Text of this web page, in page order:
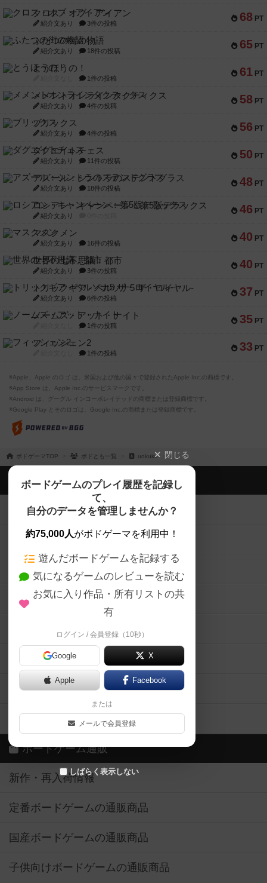
68 PT
クロス・オブ・アイアン
紹介文あり 3件の投稿
65 PT
ふたつの街の物語
紹介文あり 18件の投稿
61 PT
とうほうの！
1件の投稿
58 PT
メメントオンラインタクティクス
紹介文あり 4件の投稿
56 PT
ブリックス
紹介文あり 4件の投稿
50 PT
ダグエイトチェス
紹介文あり 11件の投稿
48 PT
アズール：シントラのステンドグラス
紹介文あり 18件の投稿
46 PT
ロシアン・キャンペーン：第5版デラックス
紹介文あり
40 PT
マスクメン
紹介文あり 16件の投稿
40 PT
世界の七不思議：都市
紹介文あり 3件の投稿
37 PT
トリックギア - ペルソナ5 ザ・ロイヤル-
紹介文あり 6件の投稿
35 PT
ノームズ・アット・ナイト
1件の投稿
33 PT
フィッシェン2
1件の投稿
※Apple、Apple のロゴ は、米国および他の国々で登録されたApple Inc.の商標です。
※App Store は、Apple Inc.のサービスマークです。
※Android は、グーグル インコーポレイテッドの商標または登録商標です。
※Google Play とそのロゴは、Google Inc.の商標または登録商標です。
ボドゲーマTOP ボドとも一覧 uokuku 閉じる
ボードゲームのプレイ履歴を記録し
て、
自分のデータを管理しませんか？
約75,000人がボドゲーマを利用中！
遊んだボードゲームを記録する
気になるゲームのレビューを読む
お気に入り作品・所有リストの共
有
ログイン / 会員登録（10秒）
Google X
Apple Facebook
または
メールで会員登録
しばらく表示しない
ボドゲーマTOP
ボードゲームを検索する
ボードゲームの新着レビュー
ボードゲーム会情報
メカニクス特集
掲示板・トピックス
ボドとも・会員一覧
ボードゲーム業界コラム
ボドゲーマご利用案内
ボードゲーム通販
新作・再入荷情報
定番ボードゲームの通販商品
国産ボードゲームの通販商品
子供向けボードゲームの通販商品